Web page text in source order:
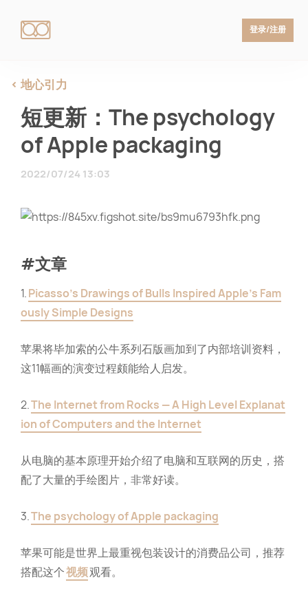
登录/注册
地心引力
短更新：The psychology
of Apple packaging
2022/07/24 13:03
#文章
1.Picasso’s Drawings of Bulls Inspired Apple’s Fam
ously Simple Designs
苹果将毕加索的公牛系列石版画加到了内部培训资料，
这11幅画的演变过程颇能给人启发。
2.The Internet from Rocks — A High Level Explanat
ion of Computers and the Internet
从电脑的基本原理开始介绍了电脑和互联网的历史，搭
配了大量的手绘图片，非常好读。
3.The psychology of Apple packaging
苹果可能是世界上最重视包装设计的消费品公司，推荐
搭配这个视频观看。